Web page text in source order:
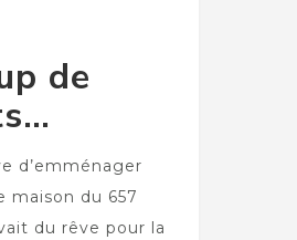
de
d’emménager
maison du 657
du rêve pour la